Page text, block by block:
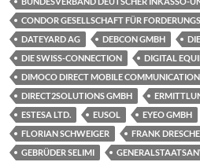
CONDOR GESELLSCHAFT FÜR
DATEYARD AG
DEBCON GMBH
DIE SWISS-CONNECTION
DIGITAL
DIMOCO DIRECT MOBILE
DIRECT2SOLUTIONS GMBH
ESTESA LTD.
EUSOL EYEO GMBH
FLORIAN SCHWEIGER
FRANK
GEBRÜDER SELIMI